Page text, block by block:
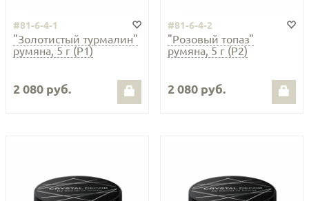
#81-6-4-1
"Золотистый турмалин"
румяна, 5 г (Р1)
2 080 руб.
#81-6-4-2
"Розовый топаз"
румяна, 5 г (Р2)
2 080 руб.